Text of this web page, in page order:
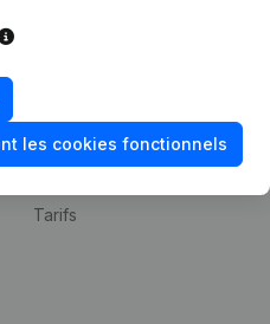
les cookies fonctionnels
Contact
Tarifs